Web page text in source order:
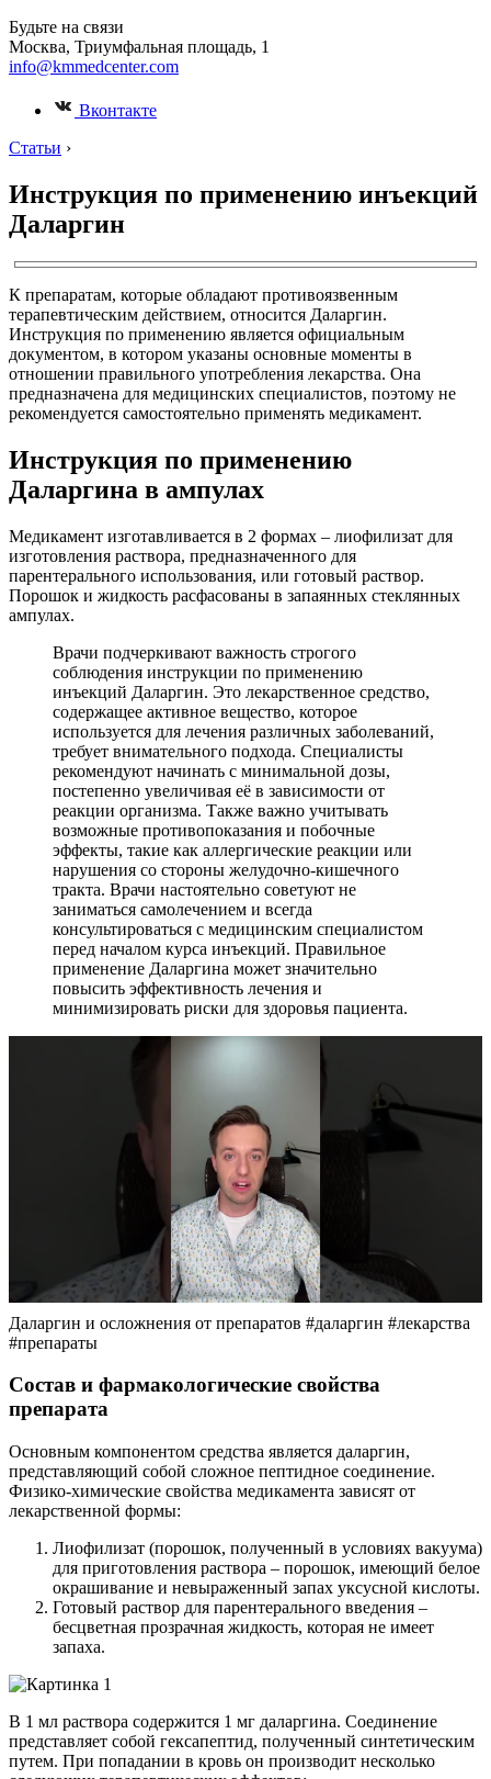
Будьте на связи
Москва, Триумфальная площадь, 1
info@kmmedcenter.com
Вконтакте
Статьи ›
Инструкция по применению инъекций
Даларгин
К препаратам, которые обладают противоязвенным
терапевтическим действием, относится Даларгин.
Инструкция по применению является официальным
документом, в котором указаны основные моменты в
отношении правильного употребления лекарства. Она
предназначена для медицинских специалистов, поэтому не
рекомендуется самостоятельно применять медикамент.
Инструкция по применению
Даларгина в ампулах
Медикамент изготавливается в 2 формах – лиофилизат для
изготовления раствора, предназначенного для
парентерального использования, или готовый раствор.
Порошок и жидкость расфасованы в запаянных стеклянных
ампулах.
Врачи подчеркивают важность строгого
соблюдения инструкции по применению
инъекций Даларгин. Это лекарственное средство,
содержащее активное вещество, которое
используется для лечения различных заболеваний,
требует внимательного подхода. Специалисты
рекомендуют начинать с минимальной дозы,
постепенно увеличивая её в зависимости от
реакции организма. Также важно учитывать
возможные противопоказания и побочные
эффекты, такие как аллергические реакции или
нарушения со стороны желудочно-кишечного
тракта. Врачи настоятельно советуют не
заниматься самолечением и всегда
консультироваться с медицинским специалистом
перед началом курса инъекций. Правильное
применение Даларгина может значительно
повысить эффективность лечения и
минимизировать риски для здоровья пациента.
Даларгин и осложнения от препаратов #даларгин #лекарства
#препараты
Состав и фармакологические свойства
препарата
Основным компонентом средства является даларгин,
представляющий собой сложное пептидное соединение.
Физико-химические свойства медикамента зависят от
лекарственной формы:
Лиофилизат (порошок, полученный в условиях вакуума)
для приготовления раствора – порошок, имеющий белое
окрашивание и невыраженный запах уксусной кислоты.
Готовый раствор для парентерального введения –
бесцветная прозрачная жидкость, которая не имеет
запаха.
В 1 мл раствора содержится 1 мг даларгина. Соединение
представляет собой гексапептид, полученный синтетическим
путем. При попадании в кровь он производит несколько